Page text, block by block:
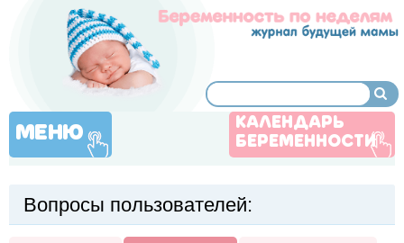
МЕНЮ
КАЛЕНДАРЬ
БЕРЕМЕННОСТИ
Вопросы пользователей: